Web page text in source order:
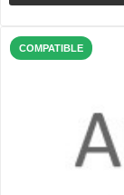
COMPATIBLE